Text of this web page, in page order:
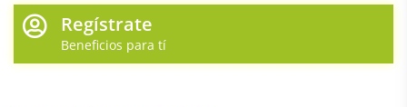
Regístrate
Beneficios para tí